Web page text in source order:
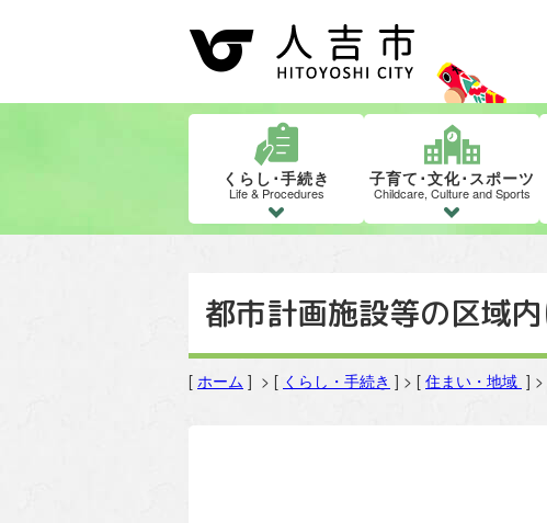
くらし･手続き
Life & Procedures
子育て･文化･スポーツ
Childcare, Culture and Sports
都市計画施設等の区域
[ ホーム ] > [ くらし・手続き ] > [ 住まい・地域 ]